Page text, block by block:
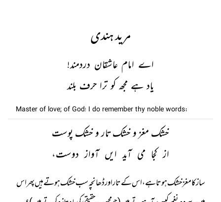
مرید ہندی
اے امام عاشقان دردمند!
یاد ہے مجھ کو ترا حرف بلند
Master of love; of God! I do remember thy noble words:
خشک مغز و خشک تار و خشک پوست
از کجا می آید ایں آواز دوست،
ساز کا مغز خشک ہوتا ہے، اس کے تار اور ڈھانچہ سب خشک ہوتے ہیں پھر اس